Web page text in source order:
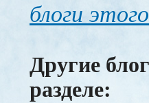
блоги
Другие
разделе: